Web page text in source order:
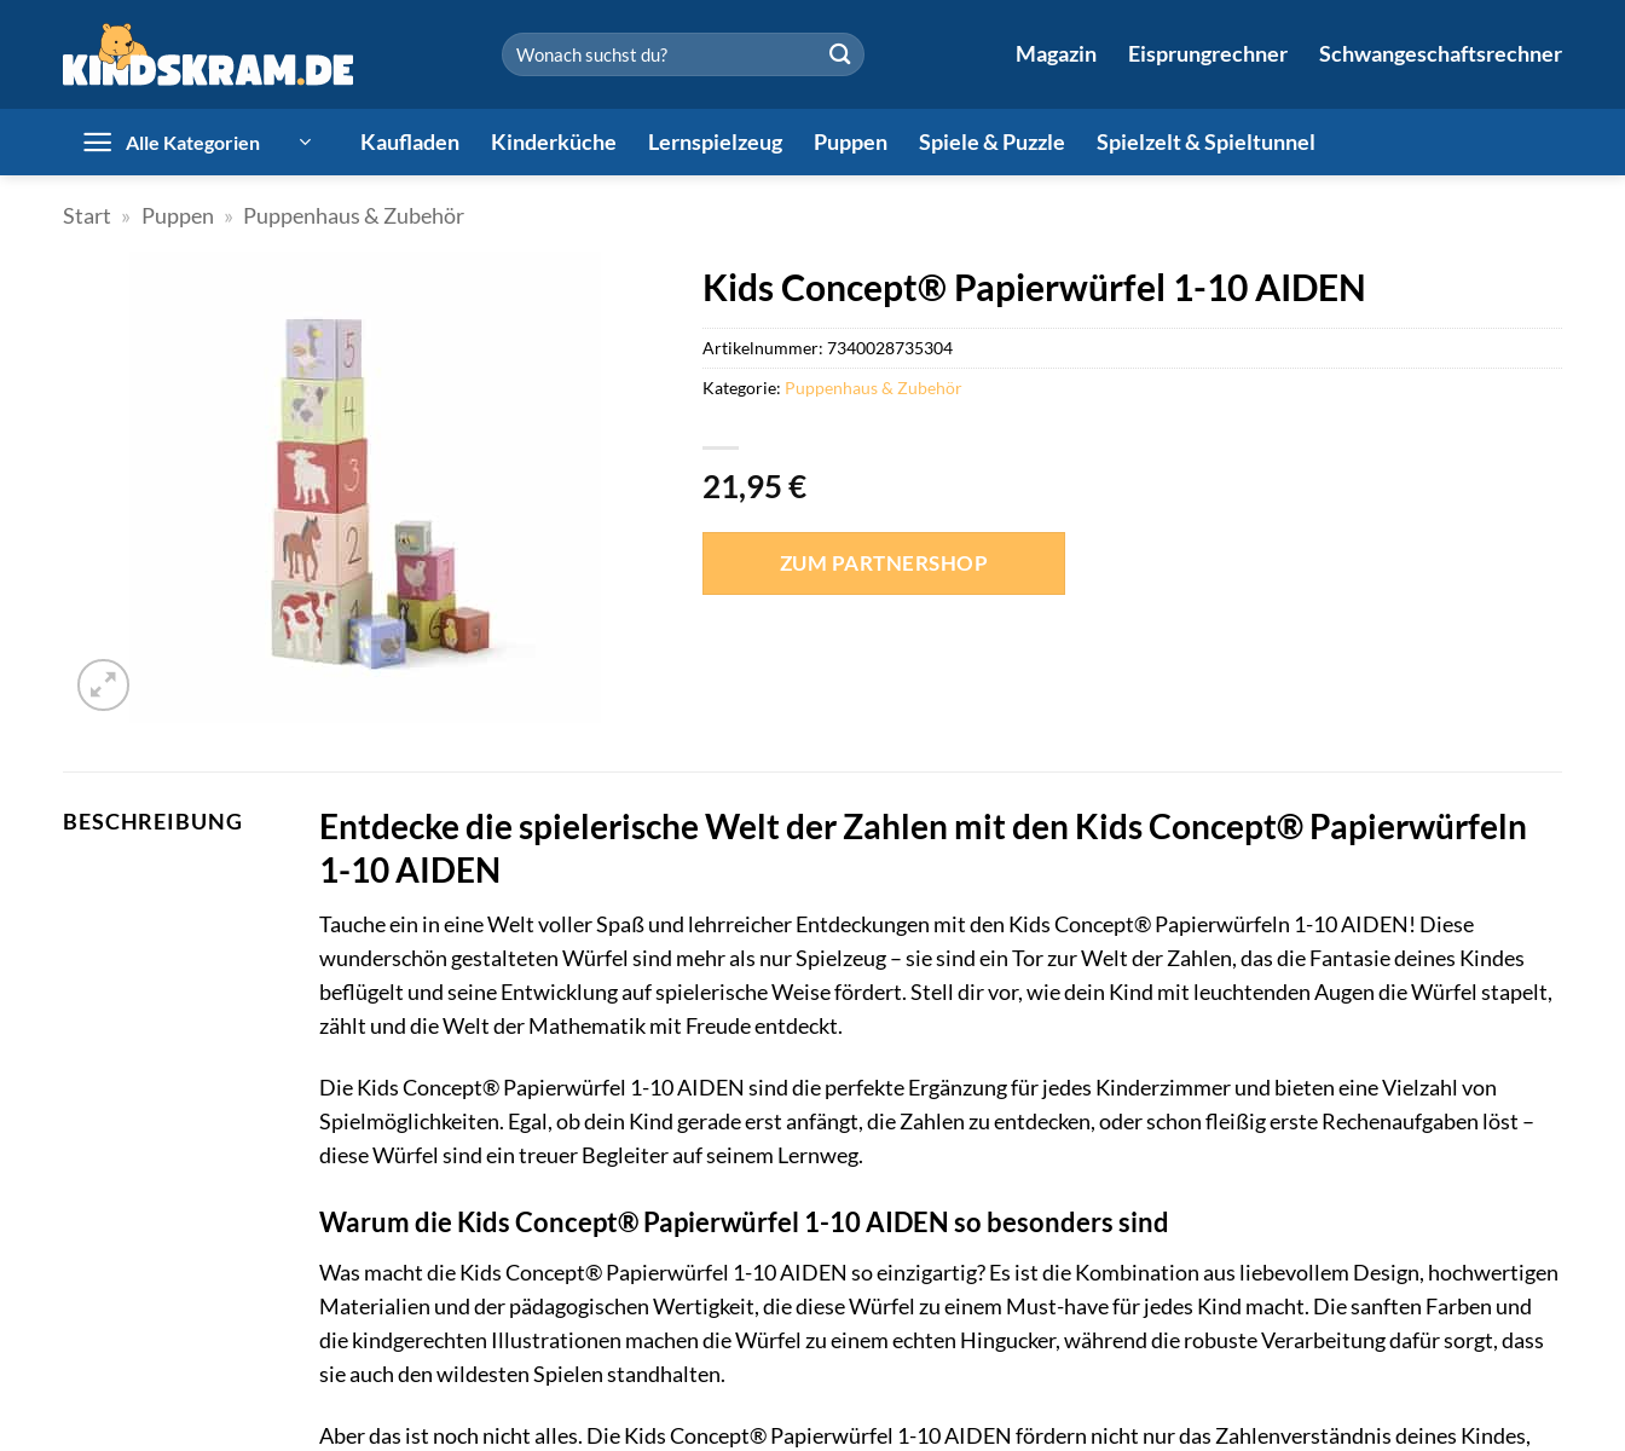
springen
Suchen
nach:
Magazin Eisprungrechner Schwangeschaftsrechner
Alle Kategorien Kaufladen Kinderküche Lernspielzeug Puppen Spiele & Puzzle Spielzelt & Spieltunnel
Start » Puppen » Puppenhaus & Zubehör
Kids Concept® Papierwürfel 1-10 AIDEN
21,95€
ZUM PARTNERSHOP
Artikelnummer:7340028735304
Kategorie: Puppenhaus & Zubehör
BESCHREIBUNG
Entdecke die spielerische Welt der Zahlen mit den Kids Concept® Papierwürfeln
1-10 AIDEN
Tauche ein in eine Welt voller Spaß und lehrreicher Entdeckungen mit den Kids Concept® Papierwürfeln 1-10 AIDEN! Diese
wunderschön gestalteten Würfel sind mehr als nur Spielzeug – sie sind ein Tor zur Welt der Zahlen, das die Fantasie deines Kindes
beflügelt und seine Entwicklung auf spielerische Weise fördert. Stell dir vor, wie dein Kind mit leuchtenden Augen die Würfel stapelt,
zählt und die Welt der Mathematik mit Freude entdeckt.
Die Kids Concept® Papierwürfel 1-10 AIDEN sind die perfekte Ergänzung für jedes Kinderzimmer und bieten eine Vielzahl von
Spielmöglichkeiten. Egal, ob dein Kind gerade erst anfängt, die Zahlen zu entdecken, oder schon fleißig erste Rechenaufgaben löst –
diese Würfel sind ein treuer Begleiter auf seinem Lernweg.
Warum die Kids Concept® Papierwürfel 1-10 AIDEN so besonders sind
Was macht die Kids Concept® Papierwürfel 1-10 AIDEN so einzigartig? Es ist die Kombination aus liebevollem Design, hochwertigen
Materialien und der pädagogischen Wertigkeit, die diese Würfel zu einem Must-have für jedes Kind macht. Die sanften Farben und
die kindgerechten Illustrationen machen die Würfel zu einem echten Hingucker, während die robuste Verarbeitung dafür sorgt, dass
sie auch den wildesten Spielen standhalten.
Aber das ist noch nicht alles. Die Kids Concept® Papierwürfel 1-10 AIDEN fördern nicht nur das Zahlenverständnis deines Kindes,